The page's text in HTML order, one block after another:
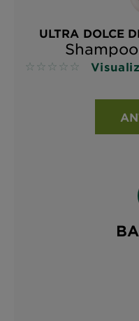
ULTRA DOLCE
No reviews